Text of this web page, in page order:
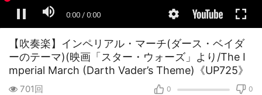
【吹奏楽】インペリアル・マーチ(ダース・ベイダ
ーのテーマ)(映画「スター・ウォーズ」より/The I
mperial March (Darth Vader’s Theme)《UP725》
0 0
701回